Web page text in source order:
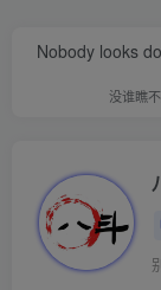
Nobody looks
没谁瞧